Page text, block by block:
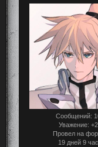
Сообщений:
Уважение:
Провел на
19 дней 9